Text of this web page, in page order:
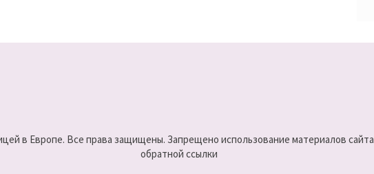
в Европе. Все права защищены. Запрещено использование материалов сайта
обратной ссылки